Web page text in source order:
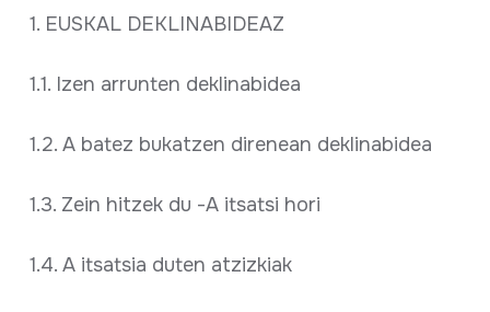
1. EUSKAL DEKLINABIDEAZ
1.1. Izen arrunten deklinabidea
1.2. A batez bukatzen direnean deklinabidea
1.3. Zein hitzek du -A itsatsi hori
1.4. A itsatsia duten atzizkiak